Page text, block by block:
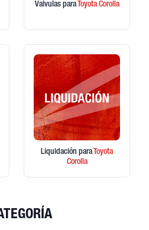
Valvulas para ToyotaCorolla
Liquidación para Toyota
Corolla